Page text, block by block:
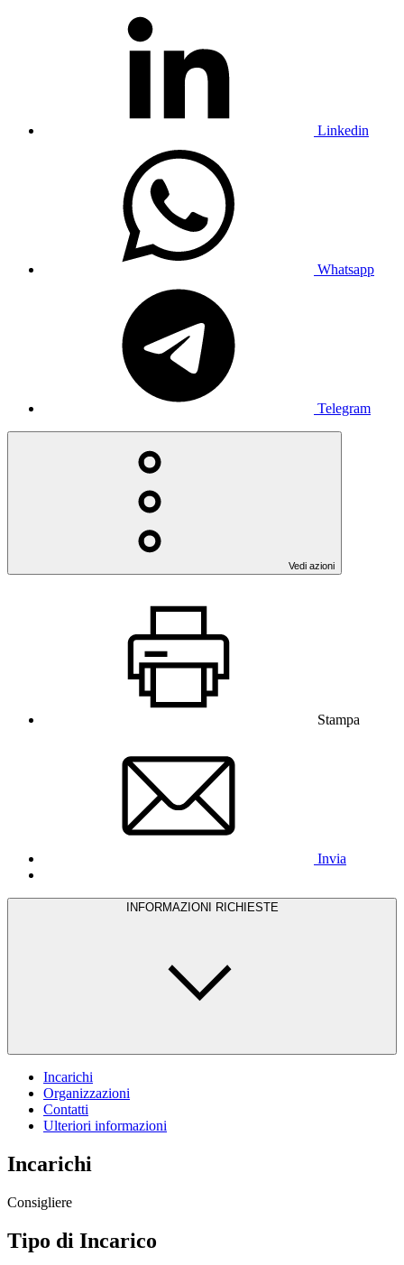
Linkedin
Whatsapp
Telegram
Vedi azioni
Stampa
Invia
INFORMAZIONI RICHIESTE
Incarichi
Organizzazioni
Contatti
Ulteriori informazioni
Incarichi
Consigliere
Tipo di Incarico